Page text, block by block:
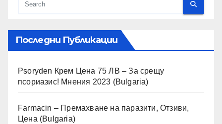
Последни Публикации
Psoryden Крем Цена 75 ЛВ – За срещу
псориазис! Мнения 2023 (Bulgaria)
Farmacin – Премахване на паразити, Отзиви,
Цена (Bulgaria)